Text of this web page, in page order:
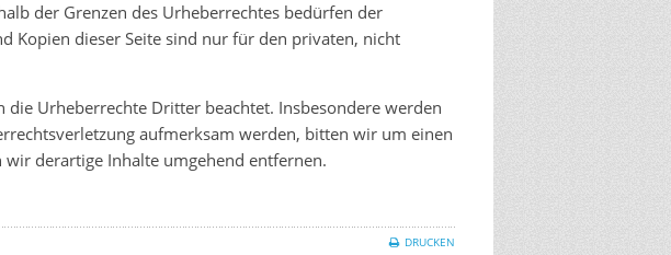
der Grenzen des Urheberrechtes bedürfen der
Kopien dieser Seite sind nur für den privaten, nicht
Urheberrechte Dritter beachtet. Insbesondere werden
aufmerksam werden, bitten wir um einen
derartige Inhalte umgehend entfernen.
DRUCKEN